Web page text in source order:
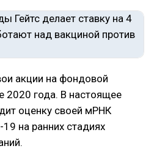
акции на фондовой
2020 года. В настоящее
оценку своей мРНК
на ранних стадиях